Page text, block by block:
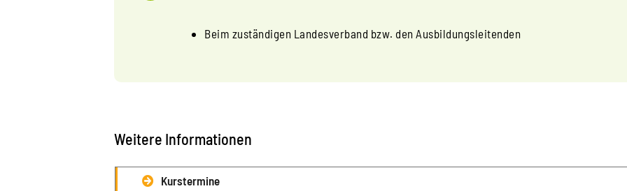
Beim zuständigen Landesverband bzw. den Ausbildungsleitenden
Weitere Informationen
Kurstermine